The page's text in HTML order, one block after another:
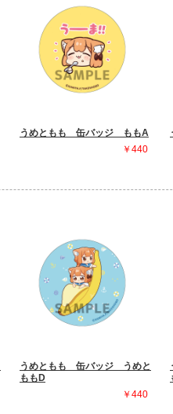
うめともも 缶バッジ ももA
￥440
うめともも 缶バッジ うめと
ももD
￥440